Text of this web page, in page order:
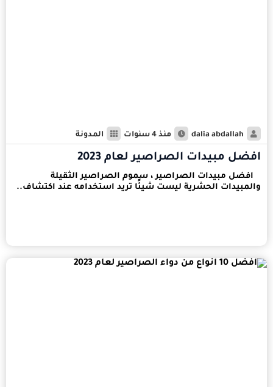
dalia abdallah منذ 4 سنوات المدونة
افضل مبيدات الصراصير لعام 2023
افضل مبيدات الصراصير ، سموم الصراصير الثقيلة
والمبيدات الحشرية ليست شيئًا تريد استخدامه عند اكتشاف..